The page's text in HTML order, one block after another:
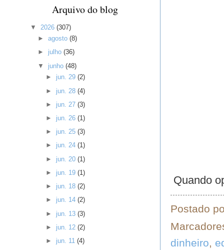
Quando
Postado
dinheiro,
Arquivo do blog
▼ 2026 (307)
►agosto(8)
► julho(36)
▼ junho(48)
► jun. 29 (2)
► jun. 28 (4)
► jun. 27 (3)
► jun. 26 (1)
► jun. 25 (3)
► jun. 24 (1)
► jun. 20 (1)
► jun. 19 (1)
► jun. 18 (2)
► jun. 14 (2)
► jun. 13 (3)
► jun. 12 (2)
► jun. 11 (4)